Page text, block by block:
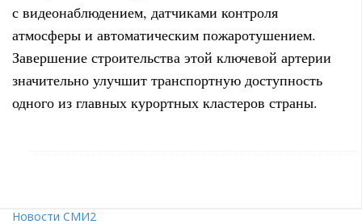
с видеонаблюдением, датчиками контроля
атмосферы и автоматическим пожаротушением.
Завершение строительства этой ключевой артерии
значительно улучшит транспортную доступность
одного из главных курортных кластеров страны.
Новости СМИ2